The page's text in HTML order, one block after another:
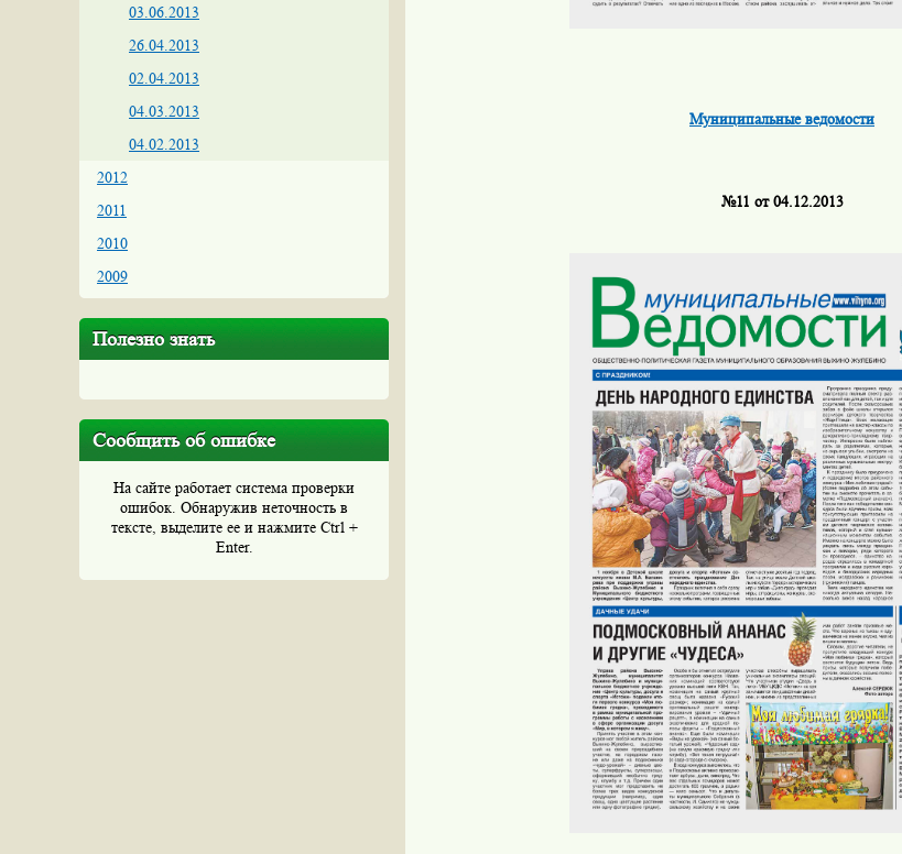
03.06.2013
26.04.2013
02.04.2013
04.03.2013
04.02.2013
2012
2011
2010
2009
Полезно знать
Сообщить об ошибке
На сайте работает система проверки
ошибок. Обнаружив неточность в
тексте, выделите ее и нажмите Ctrl +
Enter.
Муниципальные ведомости
№11 от 04.12.2013